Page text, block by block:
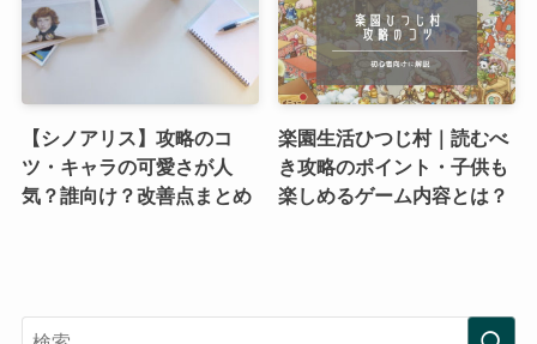
【シノアリス】攻略のコ
ツ・キャラの可愛さが人
気？誰向け？改善点まとめ
楽園生活ひつじ村｜読むべ
き攻略のポイント・子供も
楽しめるゲーム内容とは？